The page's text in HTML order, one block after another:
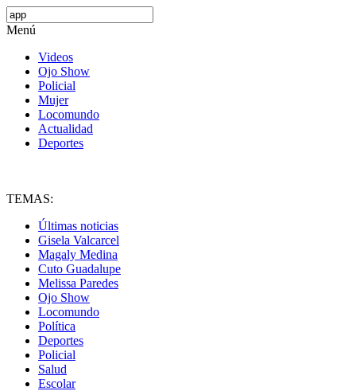
Menú
Videos
Ojo Show
Policial
Mujer
Locomundo
Actualidad
Deportes
TEMAS:
Últimas noticias
Gisela Valcarcel
Magaly Medina
Cuto Guadalupe
Melissa Paredes
Ojo Show
Locomundo
Política
Deportes
Policial
Salud
Escolar